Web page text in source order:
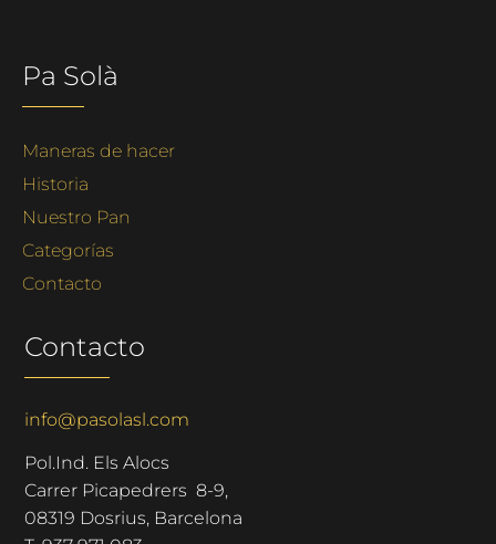
Pa Solà
Maneras de hacer
Historia
Nuestro Pan
Categorías
Contacto
Contacto
info@pasolasl.com
Pol.Ind. Els Alocs
Carrer Picapedrers 8-9,
08319 Dosrius, Barcelona